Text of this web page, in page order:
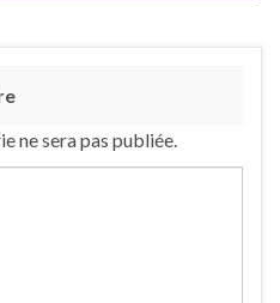
ne sera pas publiée.